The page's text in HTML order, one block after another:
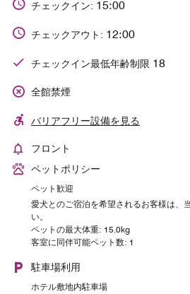
チェックイン: 15:00
チェックアウト: 12:00
チェックイン最低年齢制限 18
全館禁煙
バリアフリー設備を見る
フロント
ペットポリシー
ペット歓迎
愛犬とのご宿泊を希望されるお客様は、
い。
ペットの最大体重: 15.0kg
客室に同伴可能ペット数: 1
駐車場利用
ホテル敷地内駐車場